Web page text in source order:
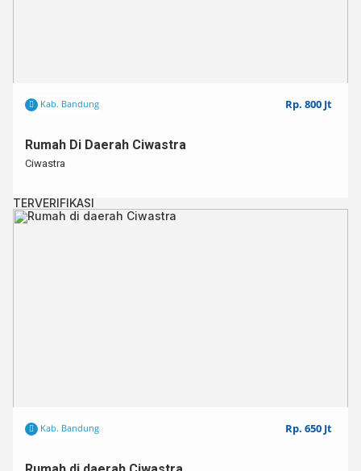
Kab. Bandung Rp. 800 Jt
Rumah Di Daerah Ciwastra
Ciwastra
TERVERIFIKASI
Kab. Bandung Rp. 650 Jt